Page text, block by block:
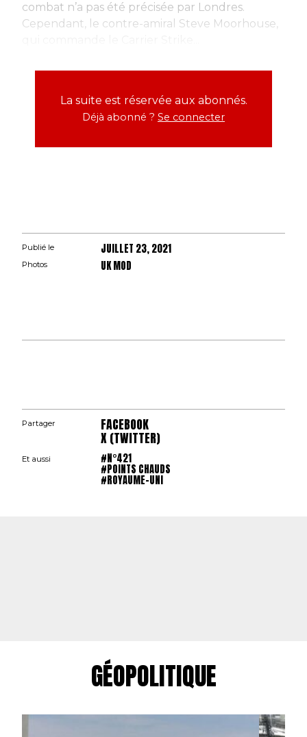
combat n’a pas été précisée par Londres.
Cependant, le contre-amiral Steve Moorhouse,
La suite est réservée aux abonnés.
Déjà abonné ? Se connecter
Publié le JUILLET 23, 2021
Photos UK MOD
Partager FACEBOOK
X (TWITTER)
Et aussi #N°421
#POINTS CHAUDS
#ROYAUME-UNI
GÉOPOLITIQUE